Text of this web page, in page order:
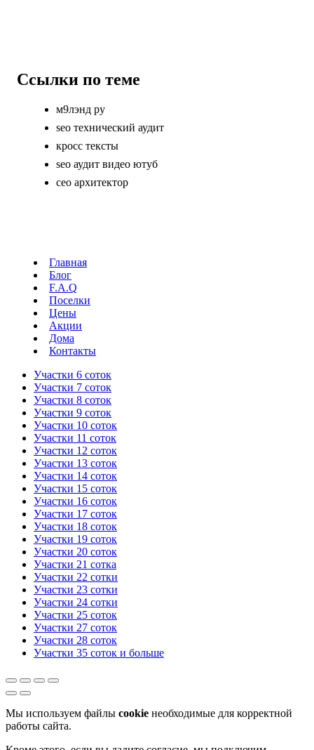
Ссылки по теме
м9лэнд ру
seo технический аудит
кросс тексты
seo аудит видео ютуб
сео архитектор
Главная
Блог
F.A.Q
Поселки
Цены
Акции
Дома
Контакты
Участки 6 соток
Участки 7 соток
Участки 8 соток
Участки 9 соток
Участки 10 соток
Участки 11 соток
Участки 12 соток
Участки 13 соток
Участки 14 соток
Участки 15 соток
Участки 16 соток
Участки 17 соток
Участки 18 соток
Участки 19 соток
Участки 20 соток
Участки 21 сотка
Участки 22 сотки
Участки 23 сотки
Участки 24 сотки
Участки 25 соток
Участки 27 соток
Участки 28 соток
Участки 35 соток и больше
Мы используем файлы cookie необходимые для корректной
работы сайта.